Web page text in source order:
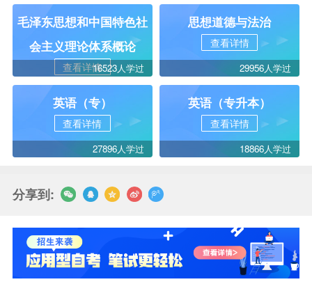
毛泽东思想和中国特色社
会主义理论体系概论
查看详情16523人学过
思想道德与法治
查看详情
29956人学过
英语（专）
查看详情
27896人学过
英语（专升本）
查看详情
18866人学过
分享到: